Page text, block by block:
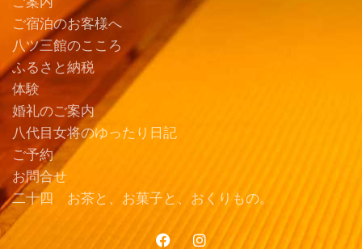
ご宿泊のお客様へ
八ツ三館のこころ
ふるさと納税
体験
婚礼のご案内
八代目女将のゆったり日記
ご予約
お問合せ
二十四 お茶と、お菓子と、おくりもの。